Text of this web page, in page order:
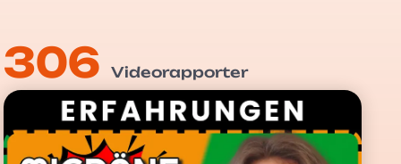
306 Videorapporter